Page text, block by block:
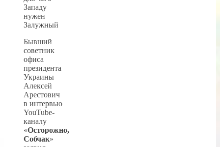
Бывший
советник
офиса
президента
Украины
Алексей
Арестович
в интервью
YouTube-
каналу
«Осторожно,
Собчак»